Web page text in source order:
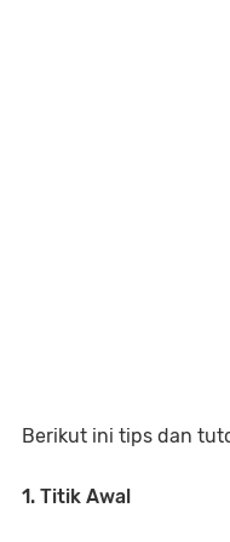
Berikut ini tips dan
1. Titik Awal